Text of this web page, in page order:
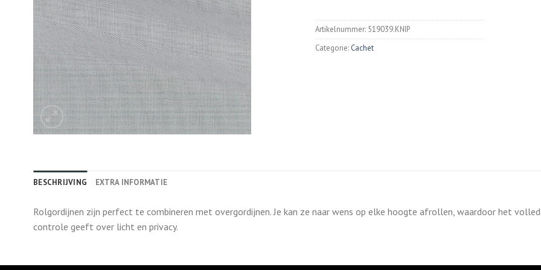
Artikelnummer: 519039.KNIP
Categorie: Cachet
BESCHRIJVING EXTRA INFORMATIE
Rolgordijnen zijn perfect te combineren met overgordijnen. Je kan ze naar wens op elke hoogte afrollen, waardoor het
controle geeft over licht en privacy.